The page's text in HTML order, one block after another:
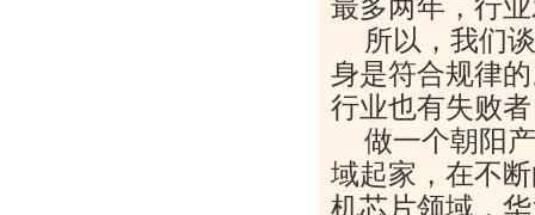
最多两年，行
所以，我们
身是符合规律
行业也有失败
做一个朝阳
域起家，在不
机芯片领域，